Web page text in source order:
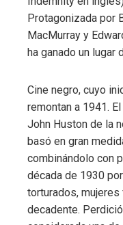
Protagonizada por
MacMurray y
ha ganado un lugar
Cine negro, cuyo
remontan a 1941.
John Huston de la
basó en gran
combinándolo con
década de 1930
torturados,
decadente.